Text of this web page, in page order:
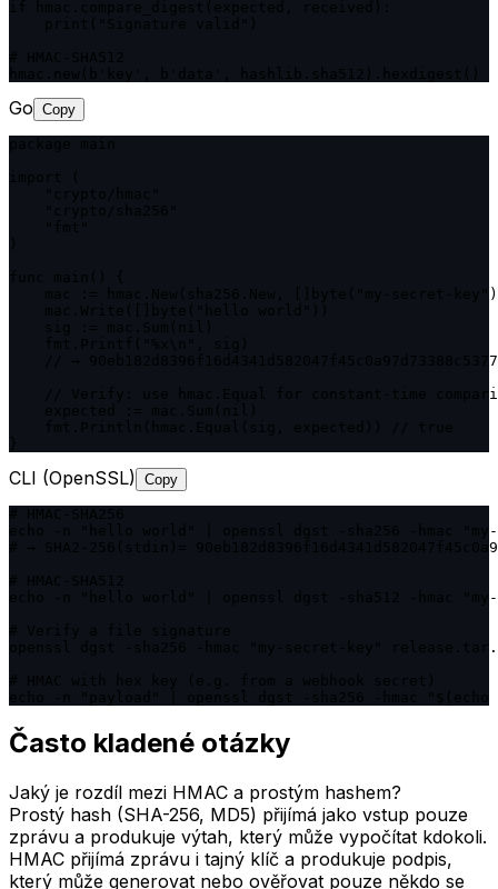
Go Copy
mac := hmac.New(sha256.New, []byte("my-secret-
// →
// Verify: use hmac.Equal for constant-time
CLI (OpenSSL) Copy
echo -n "hello world" | openssl dgst -sha256 -hmac
# → SHA2-256(stdin)=
echo -n "hello world" | openssl dgst -sha512 -hmac
openssl dgst -sha256 -hmac "my-secret-key"
Často kladené otázky
Jaký je rozdíl mezi HMAC a prostým hashem?
Prostý hash (SHA-256, MD5) přijímá jako vstup pouze
zprávu a produkuje výtah, který může vypočítat kdokoli.
HMAC přijímá zprávu i tajný klíč a produkuje podpis,
který může generovat nebo ověřovat pouze někdo se